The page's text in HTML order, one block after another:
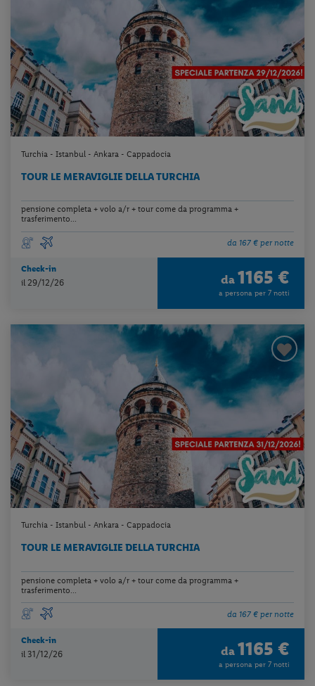
Turchia - Istanbul - Ankara - Cappadocia
TOUR LE MERAVIGLIE DELLA TURCHIA
pensione completa + volo a/r + tour come da programma +
trasferimento...
da 167 € per notte
Check-in
il 29/12/26 da 1165 €
a persona per 7 notti
Turchia - Istanbul - Ankara - Cappadocia
TOUR LE MERAVIGLIE DELLA TURCHIA
pensione completa + volo a/r + tour come da programma +
trasferimento...
da 167 € per notte
Check-in
il 31/12/26 da 1165 €
a persona per 7 notti